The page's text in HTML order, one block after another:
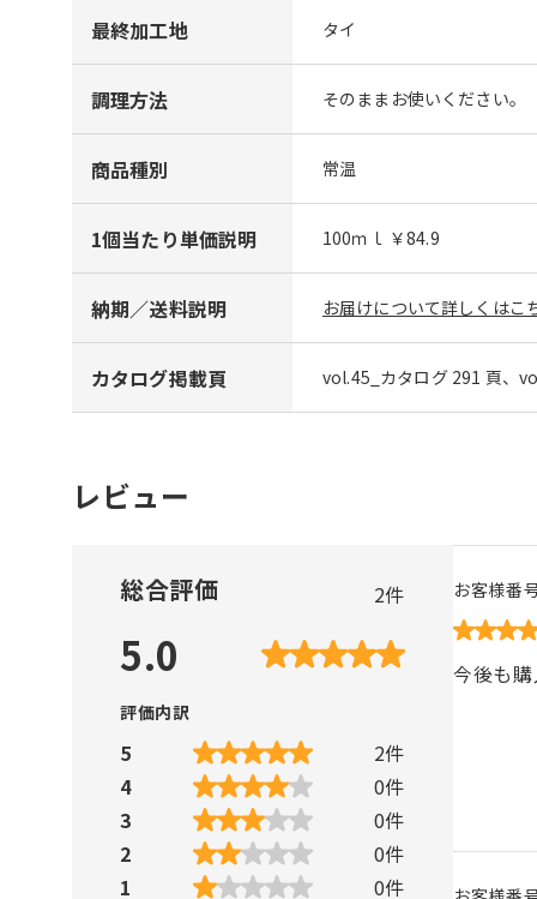
最終加工地 タイ
調理方法 そのままお使いください。
商品種別 常温
1個当たり単価説明 100ｍｌ ￥84.9
納期／送料説明 お届けについて詳しくはこ
カタログ掲載頁 vol.45_カタログ 291 頁、
レビュー
総合評価 2件
5.0
評価内訳
5 2件
4
0件
3
0件
2
0件
1
0件
お客様番
今後も